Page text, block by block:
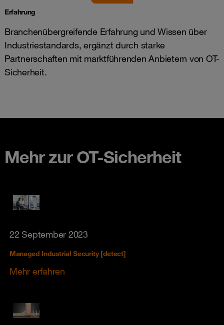
Erfahrung
Branchenübergreifende Erfahrung und Wissen über
Industriestandards, ergänzt durch starke
Partnerschaften mit marktführenden Anbietern von OT-
Sicherheit.
Mehr zur OT-Sicherheit
22 September 2023
Managed Industrial Security [detect]
Mehr erfahren